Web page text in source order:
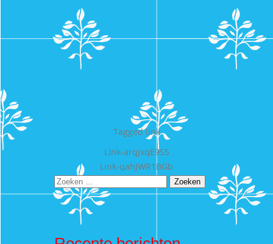
Taggedlink
navigatie
Link-arqjxqE9S5
Link-qahJWR1BGb
Zoeken
naar: